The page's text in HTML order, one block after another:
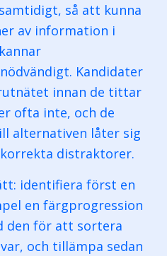
så att kunna
av information i
Kandidater
innan de tittar
ofta inte, och de
alternativen låter sig
distraktorer.
identifiera först en
en färgprogression
den för att sortera
och tillämpa sedan